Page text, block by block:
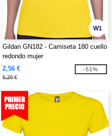
W1
Gildan GN182 - Camiseta 180 cuello
redondo mujer
2,56 €
5,20 €
-51%